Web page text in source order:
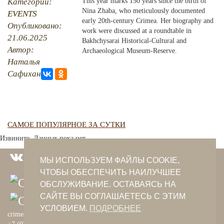
PHOTO ARCHAIVE
THE DATE
EVENTS
Опубликовано:
21.06.2025
Автор:
Наталья
Сафиханова
Nina Zhaba, who meticulously documented
early 20th-century Crimea. Her biography and
work were discussed at a roundtable in
Bakhchysarai Historical-Cultural and
Archaeological Museum-Reserve.
САМОЕ ПОПУЛЯРНОЕ ЗА СУТКИ
Извините. Данных пока нет.
crimeantatars@qaradeniz.com
МЫ ИСПОЛЬЗУЕМ ФАЙЛЫ COOKIE,
ЧТОБЫ ОБЕСПЕЧИТЬ НАИЛУЧШЕЕ
ОБСЛУЖИВАНИЕ. ОСТАВАЯСЬ НА
САЙТЕ ВЫ СОГЛАШАЕТЕСЬ С ЭТИМ
УСЛОВИЕМ. ПОДРОБНЕЕ